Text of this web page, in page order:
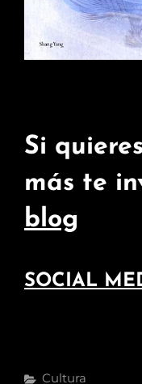
Si
más te
blog
SOCIAL
Categorías
Cultura